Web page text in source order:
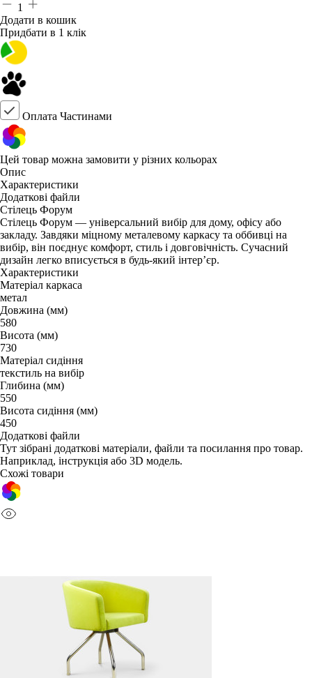
1
Додати в кошик
Придбати в 1 клік
Оплата Частинами
Цей товар можна замовити у різних кольорах
Опис
Характеристики
Додаткові файли
Стілець Форум
Стілець Форум — універсальний вибір для дому, офісу або
закладу. Завдяки міцному металевому каркасу та оббивці на
вибір, він поєднує комфорт, стиль і довговічність. Сучасний
дизайн легко вписується в будь-який інтер’єр.
Характеристики
Матеріал каркаса
метал
Довжина (мм)
580
Висота (мм)
730
Матеріал сидіння
текстиль на вибір
Глибина (мм)
550
Висота сидіння (мм)
450
Додаткові файли
Тут зібрані додаткові матеріали, файли та посилання про товар.
Наприклад, інструкція або 3D модель.
Схожі товари